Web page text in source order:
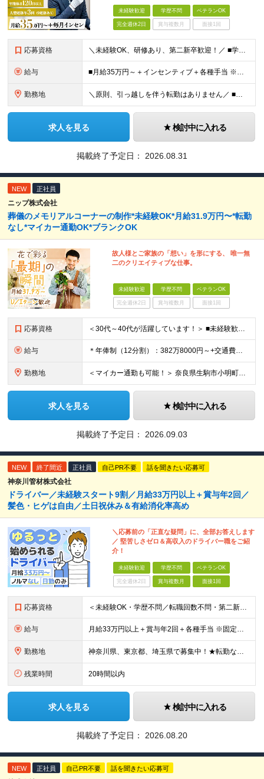
未経験歓迎 学歴不問 ベテランOK
完全週休2日 賞与複数月 面接1回
応募資格 ＼未経験OK、研修あり、第二新卒歓迎！／ ■学歴不問 アパレル・飲食・ホテル等での接客経験も即戦力として活かせます！ ＼当社は、下記のような⽅も歓迎しています／ ◎査定スキルを習得したい方 ◎接客経
給与 ■月給35万円～＋インセンティブ＋各種手当 ※固定残業代（月45時間分87,600円～）を含む。超過した場合は別途残業代を支給いたします ※経験・年齢などを考慮の上、決定します ※試用期間3ヶ月あり
勤務地 ＼原則、引っ越しを伴う転勤はありません／ ■阿佐ヶ谷 東京都杉並区阿佐ヶ谷南1-35-4 SIDEPLACE ASAGAYA ■成城学園前 東京都世田谷区成城2-35-11 ■練馬 東京都練馬区
求人を見る 検討中に入れる
掲載終了予定日： 2026.08.31
NEW 正社員
ニップ株式会社
葬儀のメモリアルコーナーの制作*未経験OK*月給31.9万円〜*転勤
なし*マイカー通勤OK*ブランクOK
故人様とご家族の「想い」を形にする、 唯一無
二のクリエイティブな仕事。
未経験歓迎 学歴不問 ベテランOK
完全週休2日 賞与複数月 面接1回
応募資格 ＜30代～40代が活躍しています！＞ ■未経験歓迎！ ■普通自動車免許をお持ちの方（AT限定可） ※学歴不問
給与 ＊年俸制（12分割）：382万8000円～+交通費別途支給 ＊月収：31万9000円 ※固定残業代40時間（6万9000円分）含みます ┗超過分は別途支給いたします ※試用期間3ヶ月（期間中の待遇に
勤務地 ＜マイカー通勤も可能！＞ 奈良県生駒市小明町446-1 (変更の範囲)上記を除く当社関連勤務地
求人を見る 検討中に入れる
掲載終了予定日： 2026.09.03
NEW 終了間近 正社員 自己PR不要 話を聞きたい応募可
神奈川管材株式会社
ドライバー／未経験スタート9割／月給33万円以上＋賞与年2回／
髪色・ヒゲは自由／土日祝休み＆有給消化率高め
＼応募前の「正直な疑問」に、全部お答えします
／ 堅苦しさゼロ＆高収入のドライバー職をご紹
介！
未経験歓迎 学歴不問 ベテランOK
完全週休2日 賞与複数月 面接1回
応募資格 ＜未経験OK・学歴不問／転職回数不問・第二新卒・正社員デビュー歓迎！＞ ◇普通自動車免許をお持ちの方 ※配送は普通免許で運転できる小型トラックで主に行います。
給与 月給33万円以上＋賞与年2回＋各種手当 ※固定残業代（月42時間／7万7171円～）含む。 超過分は別途全額支給します。 ※試用期間（6ヶ月）があります。 その間の給与・待遇に差異はありません。
勤務地 神奈川県、東京都、埼玉県で募集中！★転勤なし ※希望を考慮し、決定 ※転居を伴う転勤なし ＜神奈川＞ ■横浜本社：横浜市西区久保町27-19 ■港南営業所：横浜市港南区日野中央1-15-2 ■平塚営
残業時間 20時間以内
求人を見る 検討中に入れる
掲載終了予定日： 2026.08.20
NEW 正社員 自己PR不要 話を聞きたい応募可